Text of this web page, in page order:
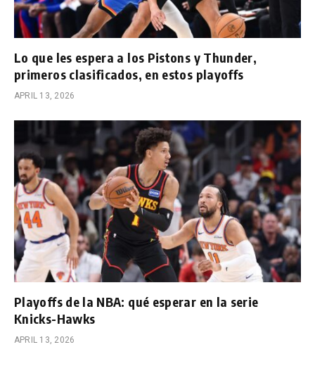
Lo que les espera a los Pistons y Thunder,
primeros clasificados, en estos playoffs
APRIL 13, 2026
Playoffs de la NBA: qué esperar en la serie
Knicks-Hawks
APRIL 13, 2026